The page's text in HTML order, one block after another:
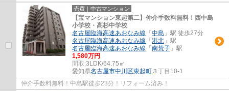
売買｜中古マンション
【宝マンション東起第二】仲介手数料無料！西中島
小学校・高杉中学校
名古屋臨海高速あおなみ線 「 中島 」駅 徒歩27分
名古屋臨海高速あおなみ線 「 港北 」駅
名古屋臨海高速あおなみ線 「 南荒子 」駅
1,580万円
間取:3LDK/64.75㎡
愛知県名古屋市中川区東起町 ３丁目10-1
仲介手数料無料！中島駅徒歩23分！リフォーム済み！